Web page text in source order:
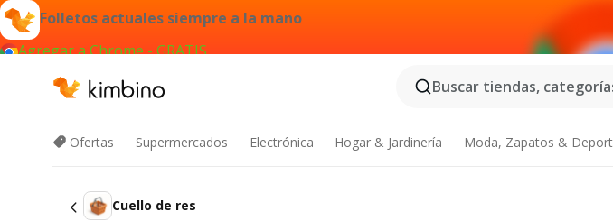
Folletos actuales siempre a la mano
Agregar a Chrome - GRATIS
Buscar tiendas,
Ofertas Supermercados Electrónica Hogar & Jardinería Moda, Zapatos &
Cuello de res